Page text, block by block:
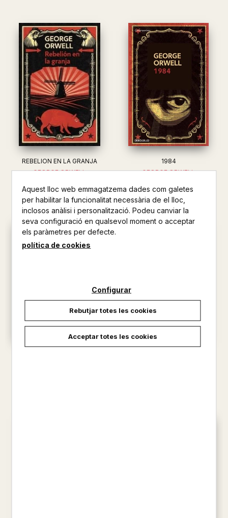
REBELION EN LA GRANJA
GEORGE ORWELL
8,95 €
1984
GEORGE ORWELL
8,95 €
Aquest lloc web emmagatzema dades com galetes
per habilitar la funcionalitat necessària de el lloc,
inclosos anàlisi i personalització. Podeu canviar la
seva configuració en qualsevol moment o acceptar
els paràmetres per defecte.
política de cookies
Configurar
Rebutjar totes les cookies
Acceptar totes les cookies